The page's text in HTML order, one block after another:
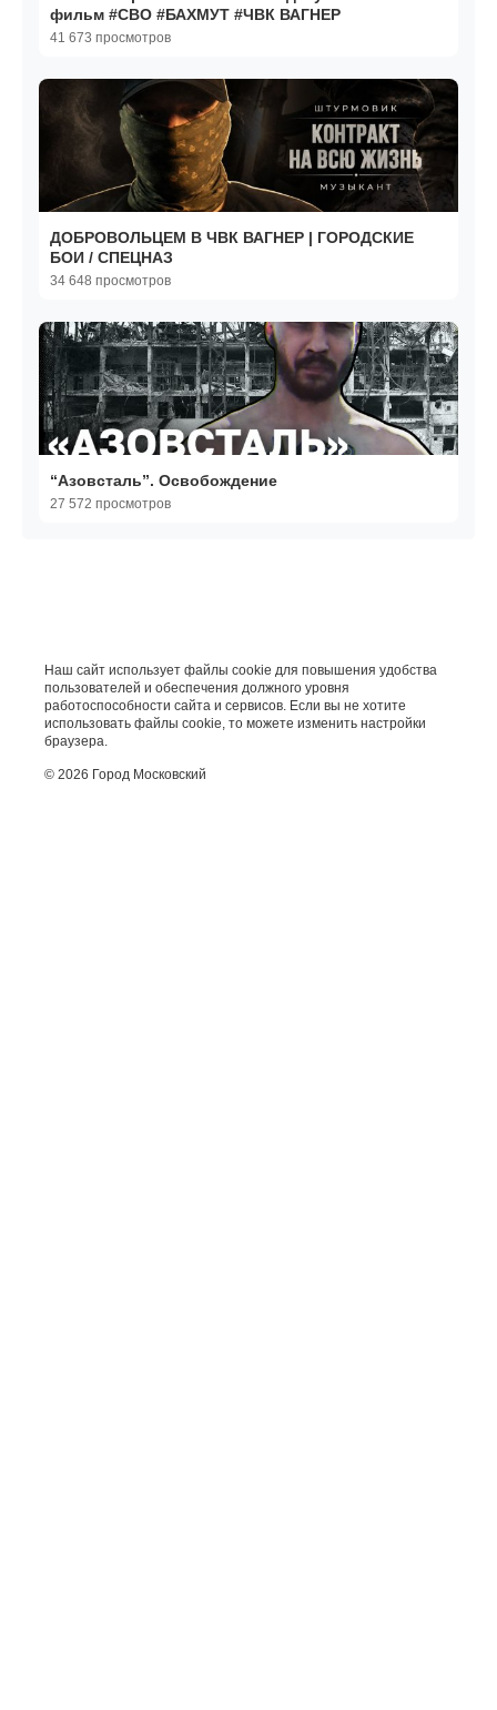
фильм #СВО #БАХМУТ #ЧВК ВАГНЕР
41 673 просмотров
ДОБРОВОЛЬЦЕМ В ЧВК ВАГНЕР | ГОРОДСКИЕ
БОИ / СПЕЦНАЗ
34 648 просмотров
“Азовсталь”. Освобождение
27 572 просмотров
Наш сайт использует файлы cookie для повышения удобства
пользователей и обеспечения должного уровня
работоспособности сайта и сервисов. Если вы не хотите
использовать файлы cookie, то можете изменить настройки
браузера.
© 2026 Город Московский